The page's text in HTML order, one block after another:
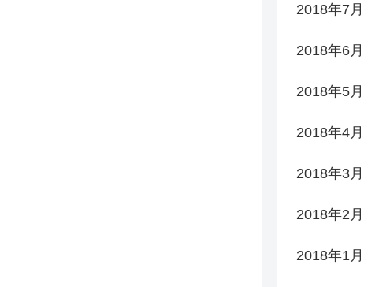
2018年7月
2018年6月
2018年5月
2018年4月
2018年3月
2018年2月
2018年1月